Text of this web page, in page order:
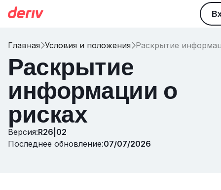
ГлавнаяУсловия и положенияРаскрытие
Раскрытие
информации о
рисках
Версия:R26|02
Последнее обновление:07/07/2026